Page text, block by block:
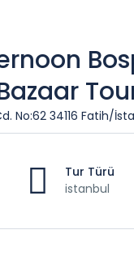
No:62 34116 Fatih/
Tur Türü
istanbul